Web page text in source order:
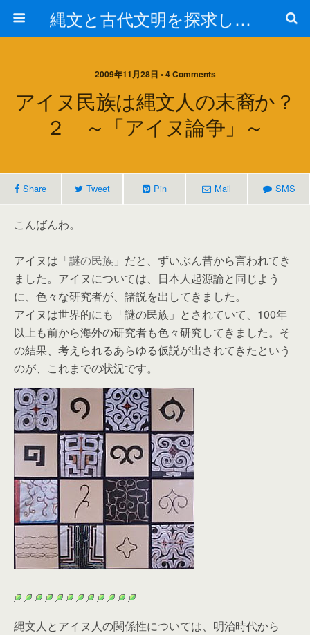
縄文と古代文明を探求しよう！
2009年11月28日 • 4 Comments
アイヌ民族は縄文人の末裔か？
２ ～「アイヌ論争」～
Share Tweet Pin Mail SMS
こんばんわ。
アイヌは 「謎の民族」 だと、ずいぶん昔から言われてき
ました。アイヌについては、日本人起源論と同じよう
に、色々な研究者が、諸説を出してきました。
アイヌは世界的にも「謎の民族」とされていて、100年
以上も前から海外の研究者も色々研究してきました。そ
の結果、考えられるあらゆる仮説が出されてきたという
のが、これまでの状況です。
縄文人とアイヌ人の関係性については、明治時代から